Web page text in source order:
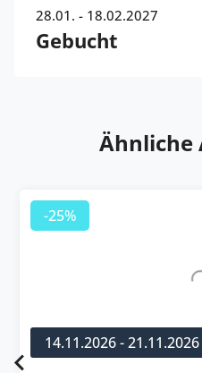
28.01. - 18.02.2027
Gebucht
Ähnliche
-25%
31.10.2026 - 07.11.2026